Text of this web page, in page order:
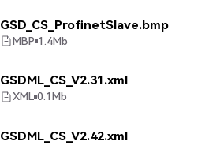
GSD_CS_ProfinetSlave.bmp
MBP 1.4Mb
GSDML_CS_V2.31.xml
XML 0.1Mb
GSDML_CS_V2.42.xml